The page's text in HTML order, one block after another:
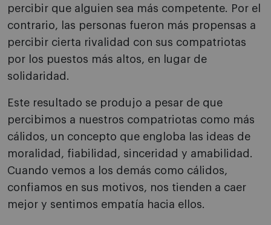
percibir que alguien sea más competente. Por el
contrario, las personas fueron más propensas a
percibir cierta rivalidad con sus compatriotas
por los puestos más altos, en lugar de
solidaridad.
Este resultado se produjo a pesar de que
percibimos a nuestros compatriotas como más
cálidos, un concepto que engloba las ideas de
moralidad, fiabilidad, sinceridad y amabilidad.
Cuando vemos a los demás como cálidos,
confiamos en sus motivos, nos tienden a caer
mejor y sentimos empatía hacia ellos.